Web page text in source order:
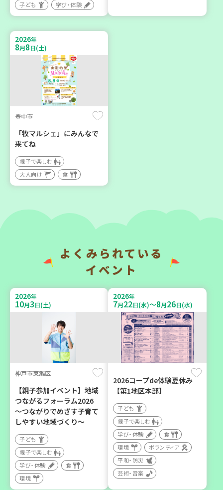
神戸市兵庫区
BOSAI(ぼうさい)教室～か
ぞくで楽しくまなぼうさい
～
学び・体験
平和・防災
2026年
24
【第3地区本部】地域のつど
い場で憩いのひとときを
【第3地区本部】住み慣れた
地域で暮らしたい 「コープ
2026年
9月6日(日)
西宮市
野菜を食べよう！ベジ活キ
ャンペーン【第２地区】
子ども
親子で楽しむ
学び・体験
2026年
10月6日(火)
「フードプラン上富田みか
ん」バスで行く 産地見学＆
生産者交流会
学び・体験 食
2026 年
子ども 学び・体験
2026年
8月8日(土)
豊中市
「牧マルシェ」にみんなで
来てね
親子で楽しむ
大人向け
食
よくみられている
イベント
2026年
10月3日(土)
神戸市東灘区
【親子参加イベント】地域
つながるフォーラム2026
～つながりでめざす子育て
しやすい地域づくり～
子ども
親子で楽しむ
学び・体験
食
環境
2026年
7月22日(水)～8月26日(水)
2026コープde体験夏休み
【第1地区本部】
子ども
親子で楽しむ
学び・体験
食
環境
ボランティア
平和・防災
芸術・音楽